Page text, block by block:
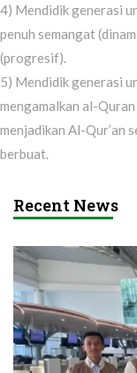
4) Mendidik generasi
penuh semangat
(progresif).
5) Mendidik generasi
mengamalkan al-
menjadikan Al-Qur’an
berbuat.
Recent News